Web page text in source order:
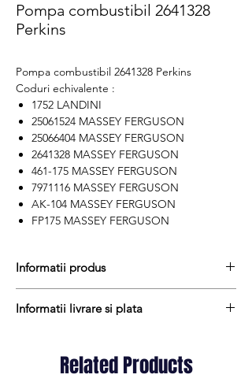
Pompa combustibil 2641328
Perkins
Pompa combustibil 2641328 Perkins
Coduri echivalente :
1752 LANDINI
25061524 MASSEY FERGUSON
25066404 MASSEY FERGUSON
2641328 MASSEY FERGUSON
461-175 MASSEY FERGUSON
7971116 MASSEY FERGUSON
AK-104 MASSEY FERGUSON
FP175 MASSEY FERGUSON
Informatii produs
livrare
Cod produs : 2641328
Stocul si pretul afisat nu se actualizeaza in
Informatii livrare si plata
expediate in termen de 1 - 2 zile lucratoare
iar termenul de livrare pentru produsele
Related Products